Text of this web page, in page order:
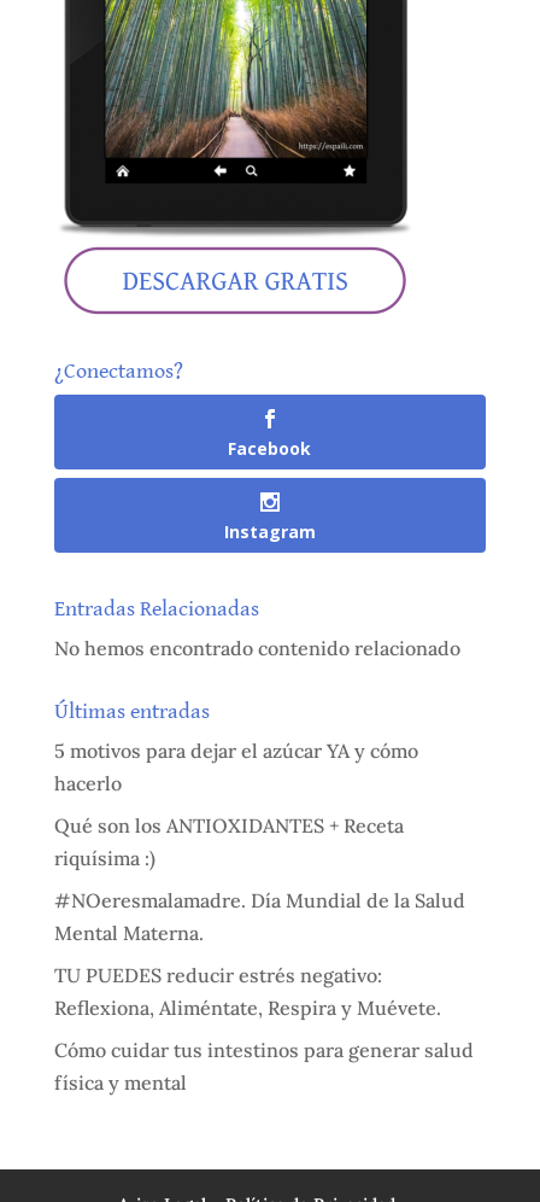
¿Conectamos?
Facebook
Instagram
Entradas Relacionadas
No hemos encontrado contenido relacionado
Últimas entradas
5 motivos para dejar el azúcar YA y cómo
hacerlo
Qué son los ANTIOXIDANTES + Receta
riquísima :)
#NOeresmalamadre. Día Mundial de la Salud
Mental Materna.
TU PUEDES reducir estrés negativo:
Reflexiona, Aliméntate, Respira y Muévete.
Cómo cuidar tus intestinos para generar salud
física y mental